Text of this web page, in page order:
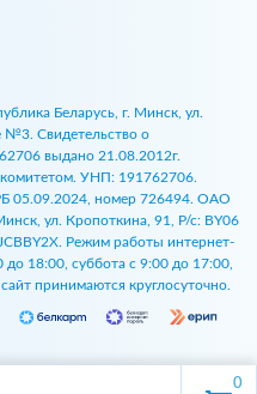
0
Беларусь, г. Минск, ул.
№3. Свидетельство о
выдано 21.08.2012г.
УНП: 191762706.
05.09.2024, номер 726494. ОАО
ул. Кропоткина, 91, Р/с: BY06
Режим работы интернет-
до 18:00, суббота с 9:00 до 17:00,
принимаются круглосуточно.